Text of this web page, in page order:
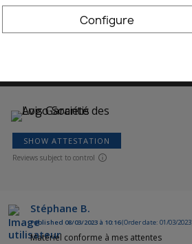
SHOW ATTESTATION
Reviews subject to control
Stéphane B.
Published 08/03/2023 à 10:16(Order date: 01/03/
Matériel conforme à mes attentes
Configure